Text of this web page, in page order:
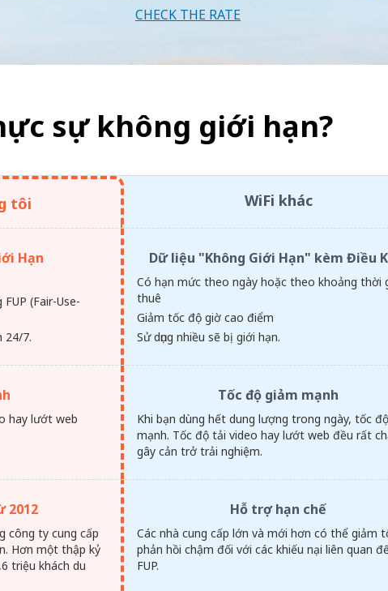
CHECK THE RATE
sự không giới hạn?
tôi WiFi khác
Hạn
(Fair-Use-
24/7.
Dữ liệu "Không Giới Hạn" kèm Điều
Có hạn mức theo ngày hoặc theo khoảng thời
thuê
Giảm tốc độ giờ cao điểm
Sử dụng nhiều sẽ bị giới hạn.
hay lướt web
Tốc độ giảm mạnh
Khi bạn dùng hết dung lượng trong ngày, tốc
mạnh. Tốc độ tải video hay lướt web đều rất
gây cản trở trải nghiệm.
2012
công ty cung cấp
Hơn một thập kỷ
triệu khách du
Hỗ trợ hạn chế
Các nhà cung cấp lớn và mới hơn có thể giảm
phản hồi chậm đối với các khiếu nại liên quan
FUP.